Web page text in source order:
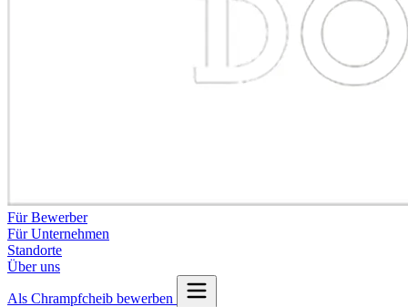
Für Bewerber
Für Unternehmen
Standorte
Über uns
Als Chrampfcheib bewerben